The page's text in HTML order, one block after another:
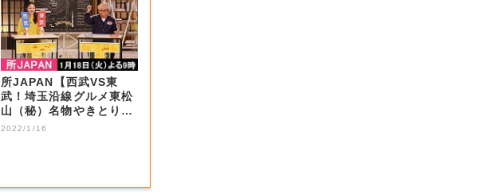
所JAPAN【西武VS東
武！埼玉沿線グルメ東松
山（秘）名物やきとり＆
秩父ホルモン...
2022/1/16